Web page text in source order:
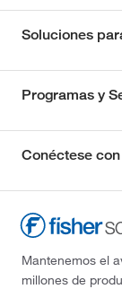
Soluciones
Programas y
Conéctese
Mantenemos el
millones de